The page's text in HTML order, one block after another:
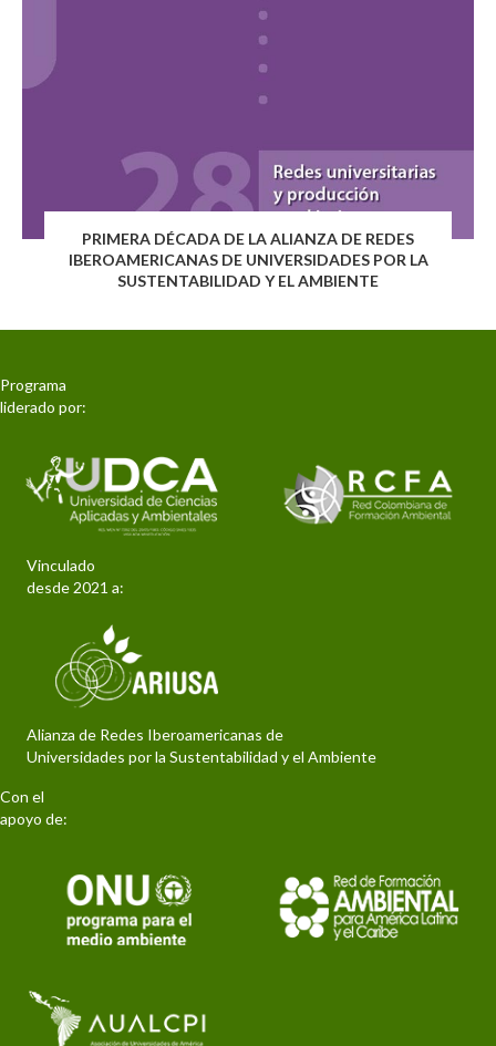
PRIMERA DÉCADA DE LA ALIANZA DE REDES
IBEROAMERICANAS DE UNIVERSIDADES POR LA
SUSTENTABILIDAD Y EL AMBIENTE
Programa
liderado por:
Vinculado
desde 2021 a:
Alianza de Redes Iberoamericanas de
Universidades por la Sustentabilidad y el Ambiente
Con el
apoyo de: